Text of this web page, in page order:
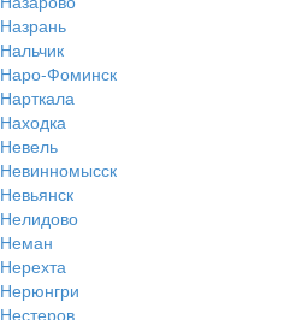
Назрань
Нальчик
Наро-Фоминск
Нарткала
Находка
Невель
Невинномысск
Невьянск
Нелидово
Неман
Нерехта
Нерюнгри
Нестеров